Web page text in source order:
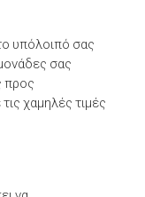
υπόλοιπό σας
σας
προς
χαμηλές τιμές